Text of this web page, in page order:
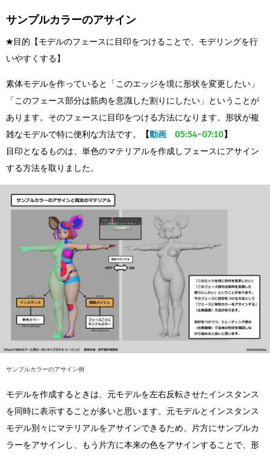
サンプルカラーのアサイン
★目的【モデルのフェースに目印をつけることで、モデリングを行
いやすくする】
素体モデルを作っていると「このエッジを境に形状を変更したい」
「このフェース部分は筋肉を意識した割りにしたい」ということが
あります。そのフェースに目印をつける方法になります。形状が複
雑なモデルで特に便利な方法です。
【動画 05:54~07:10】
目印となるものは、単色のマテリアルを作成しフェースにアサイン
する方法を取りました。
サンプルカラーのアサイン例
モデルを作成するときは、元モデルを左右反転させたインスタンス
を同時に表示することが多いと思います。元モデルとインスタンス
モデル別々にマテリアルをアサインできるため、片方にサンプルカ
ラーをアサインし、もう片方に本来の色をアサインすることで、形